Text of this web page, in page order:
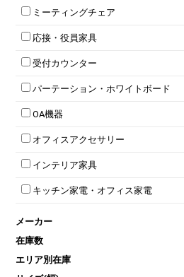
上下連結キャビネット
軽量ラック（スチールラック）
収納家具その他
両開書庫
ラテラル書庫
3人用ロッカー
5人用ロッカー
8人用ロッカー
多人数ロッカー
ダイヤル錠ロッカー
ダイヤル錠ロッカー
ワードローブ・クローゼット
スタッキングテーブル
ネスティングテーブル
カウンターテーブル
T字脚テーブル
会議テーブルW1200～
会議テーブルW1800～
平行スタックテーブル
会議テーブルその他
ミーティングチェア
キャスター付きミーティングチェア
スタッキングミーティングチェア
テーブル付きミーティングチェア
折りたたみミーティングチェア
ハイチェア
ミーティングチェアその他
応接・役員家具
応接セット
応接ソファ
応接チェア
応接・役員家具その他
受付カウンター
ローカウンター
ラウンジカウンター
パーテーション・ホワイトボード
パーテーション
自立タイプパーテーション
パーテーションその他
壁掛けホワイトボード
ホワイトボードその他
OA機器
電話機（ビジネスフォン）
シュレッダー
スクリーン
その他OA機器
オフィスアクセサリー
チェア用台車
演台・講演台・演説台
防音パネル
コートハンガー・ポールハンガー
傘立て
食器棚・キッチンキャビネット
カタログスタンド
インテリア家具
モールドチェア
ダイニングチェア
カウンターテーブル
センターテーブル・サイドテーブル
ベンチ・スツール
キッチン家電・オフィス家電
冷蔵庫・洗濯機
空気清浄機・加湿器
液晶テレビ・モニター類
メーカー
在庫数
エリア別在庫